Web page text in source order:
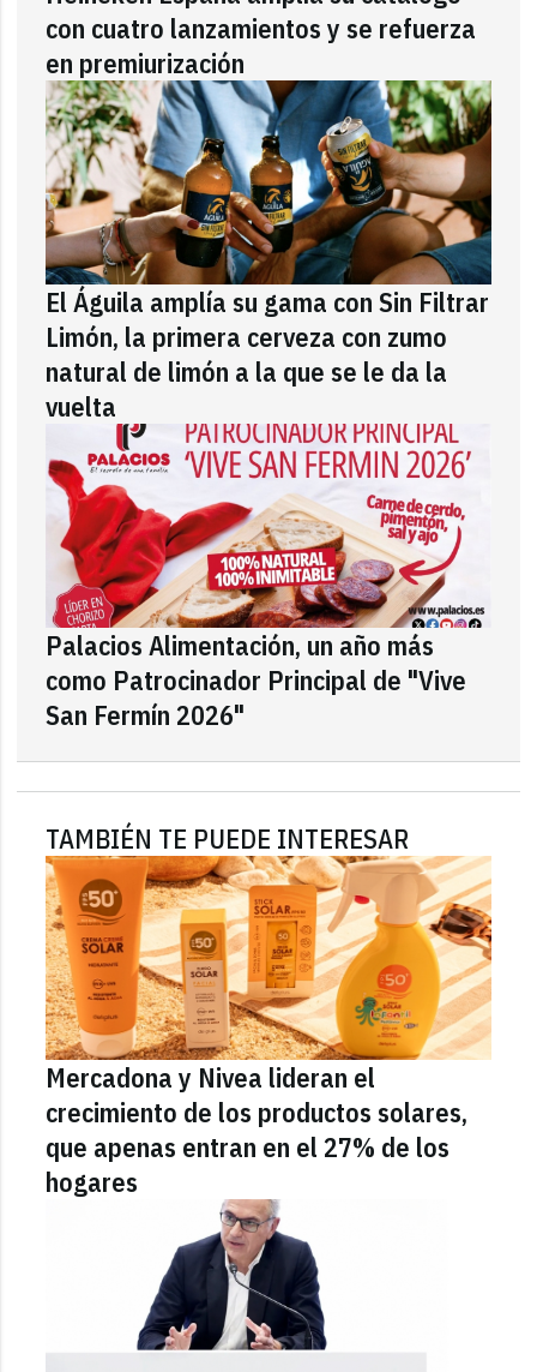
con cuatro lanzamientos y se refuerza
en premiurización
El Águila amplía su gama con Sin Filtrar
Limón, la primera cerveza con zumo
natural de limón a la que se le da la
vuelta
Palacios Alimentación, un año más
como Patrocinador Principal de "Vive
San Fermín 2026"
TAMBIÉN TE PUEDE INTERESAR
Mercadona y Nivea lideran el
crecimiento de los productos solares,
que apenas entran en el 27% de los
hogares